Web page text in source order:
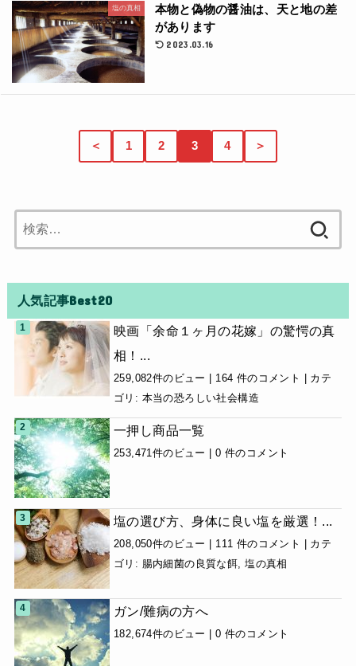
塩の真相
本物と偽物の醤油は、天と地の差
があります
2023.03.16
＜ 1 2 3 4 ＞
索:
人気記事Best20
映画「余命１ヶ月の花嫁」の驚愕の真
相！...
259,082件のビュー 164 件のコメント
カテ
ゴリ: 本当の恐ろしい社会構造
一押し商品一覧
253,471件のビュー |0 件のコメント
塩の選び方、身体に良い塩を厳選！...
208,050件のビュー | 111 件のコメント | カテ
ゴリ: 腸内細菌の良質な餌 ,塩の真相
ガン/難病の方へ
182,674件のビュー |0 件のコメント